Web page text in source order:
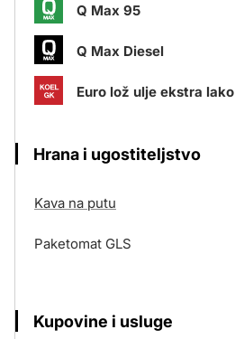
Q Max 95
Q Max Diesel
Euro lož ulje ekstra lako
Hrana i ugostiteljstvo
Kava na putu
Paketomat GLS
Kupovine i usluge